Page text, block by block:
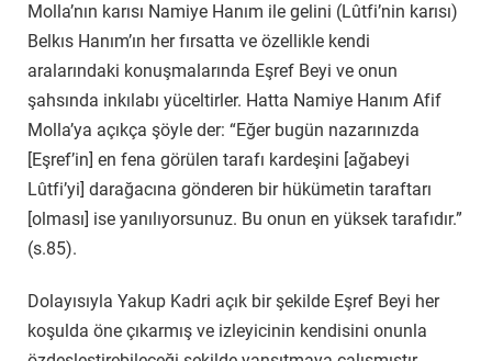
Molla’nın karısı Namiye Hanım ile gelini (Lûtfi’nin karısı)
Belkıs Hanım’ın her fırsatta ve özellikle kendi
aralarındaki konuşmalarında Eşref Beyi ve onun
şahsında inkılabı yüceltirler. Hatta Namiye Hanım Afif
Molla’ya açıkça şöyle der: “Eğer bugün nazarınızda
[Eşref’in] en fena görülen tarafı kardeşini [ağabeyi
Lûtfi’yi] darağacına gönderen bir hükümetin taraftarı
[olması] ise yanılıyorsunuz. Bu onun en yüksek tarafıdır.”
(s.85).
Dolayısıyla Yakup Kadri açık bir şekilde Eşref Beyi her
koşulda öne çıkarmış ve izleyicinin kendisini onunla